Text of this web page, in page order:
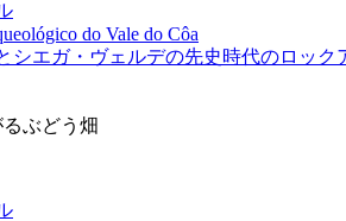
do Vale do Côa
シエガ・ヴェルデの先史時代のロック
ぶどう畑